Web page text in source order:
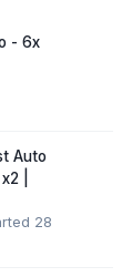
- 6x
Auto
|
28